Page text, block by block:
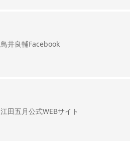
鳥井良輔Facebook
江田五月公式WEBサイト